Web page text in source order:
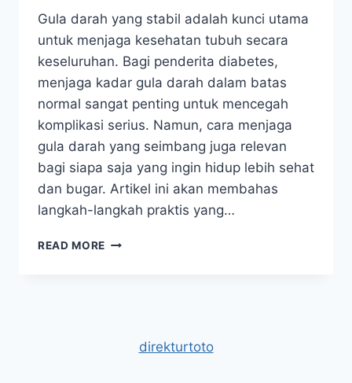
Gula darah yang stabil adalah kunci utama
untuk menjaga kesehatan tubuh secara
keseluruhan. Bagi penderita diabetes,
menjaga kadar gula darah dalam batas
normal sangat penting untuk mencegah
komplikasi serius. Namun, cara menjaga
gula darah yang seimbang juga relevan
bagi siapa saja yang ingin hidup lebih sehat
dan bugar. Artikel ini akan membahas
langkah-langkah praktis yang…
READ MORE CARA
UNTUK
HIDUP
direkturtoto